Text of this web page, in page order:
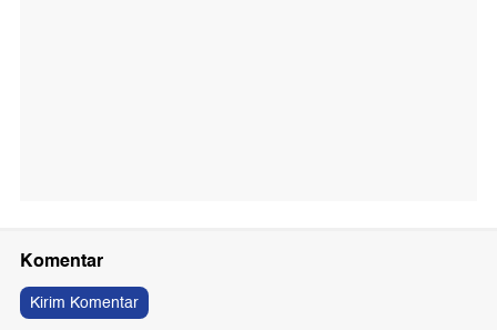
Komentar
Kirim Komentar